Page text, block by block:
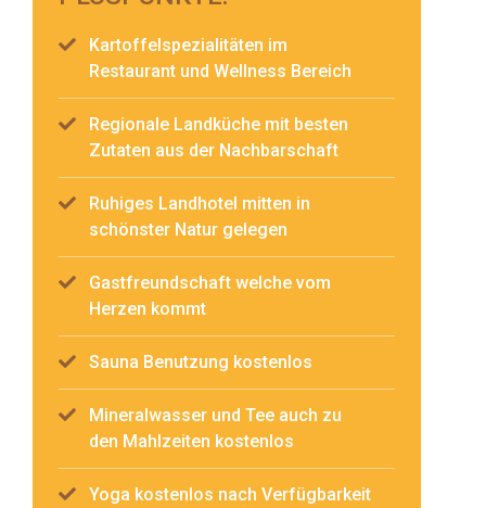
Kartoffelspezialitäten im
Restaurant und Wellness Bereich
Regionale Landküche mit besten
Zutaten aus der Nachbarschaft
Ruhiges Landhotel mitten in
schönster Natur gelegen
Gastfreundschaft welche vom
Herzen kommt
Sauna Benutzung kostenlos
Mineralwasser und Tee auch zu
den Mahlzeiten kostenlos
Yoga kostenlos nach Verfügbarkeit